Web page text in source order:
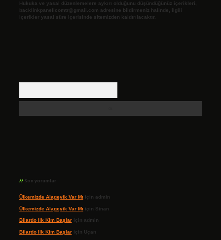
Hukuka ve yasal düzenlemelere aykırı olduğunu düşündüğünüz içerikleri,
backlinkpanelicomtr@gmail.com adresine bildirmeniz halinde, ilgili
içerikler yasal süre içerisinde sitemizden kaldırılacaktır.
Son yorumlar
Ülkemizde Alageyik Var Mı için admin
Ülkemizde Alageyik Var Mı için Sinan
Bilardo Ilk Kim Başlariçin admin
Bilardo Ilk Kim Başlariçin Uçan